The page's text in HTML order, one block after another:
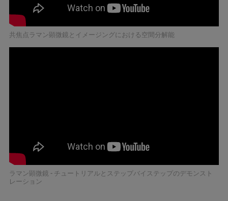
共焦点ラマン顕微鏡とイメージングにおける空間分解能
ラマン顕微鏡 - チュートリアルとステップバイステップのデモンスト
レーション